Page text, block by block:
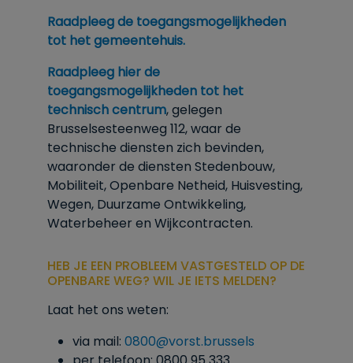
Raadpleeg de toegangsmogelijkheden
tot het gemeentehuis.
Raadpleeg hier de
toegangsmogelijkheden tot het
technisch centrum, gelegen
Brusselsesteenweg 112, waar de
technische diensten zich bevinden,
waaronder de diensten Stedenbouw,
Mobiliteit, Openbare Netheid, Huisvesting,
Wegen, Duurzame Ontwikkeling,
Waterbeheer en Wijkcontracten.
HEB JE EEN PROBLEEM VASTGESTELD OP DE
OPENBARE WEG? WIL JE IETS MELDEN?
Laat het ons weten:
via mail: 0800@vorst.brussels